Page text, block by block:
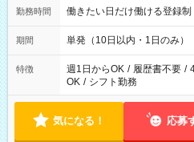
勤務時間 働きたい日だけ働ける登録制
期間 単発（10日以内・1日のみ）
特徴 週1日からOK / 履歴書不要 /
OK / シフト勤務
気になる！ 応募